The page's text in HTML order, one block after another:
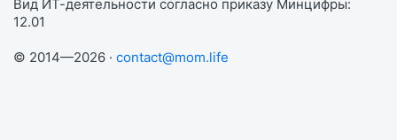
Вид ИТ-деятельности согласно приказу Минцифры:
12.01
© 2014—2026 · contact@mom.life